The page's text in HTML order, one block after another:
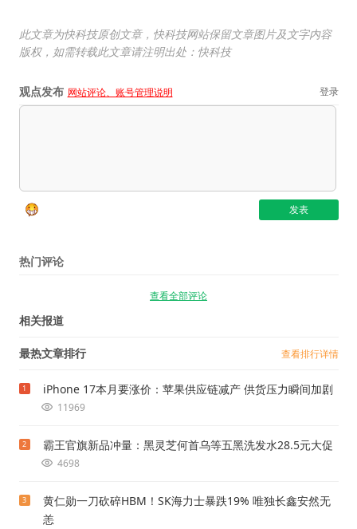
此文章为快科技原创文章，快科技网站保留文章图片及文字内容
版权，如需转载此文章请注明出处：快科技
观点发布 网站评论、账号管理说明 登录
热门评论
查看全部评论
相关报道
最热文章排行 查看排行详情
1 iPhone 17本月要涨价：苹果供应链减产 供货压力瞬间加剧
11969
2 霸王官旗新品冲量：黑灵芝何首乌等五黑洗发水28.5元大促
4698
3
黄仁勋一刀砍碎HBM！SK海力士暴跌19% 唯独长鑫安然无
恙